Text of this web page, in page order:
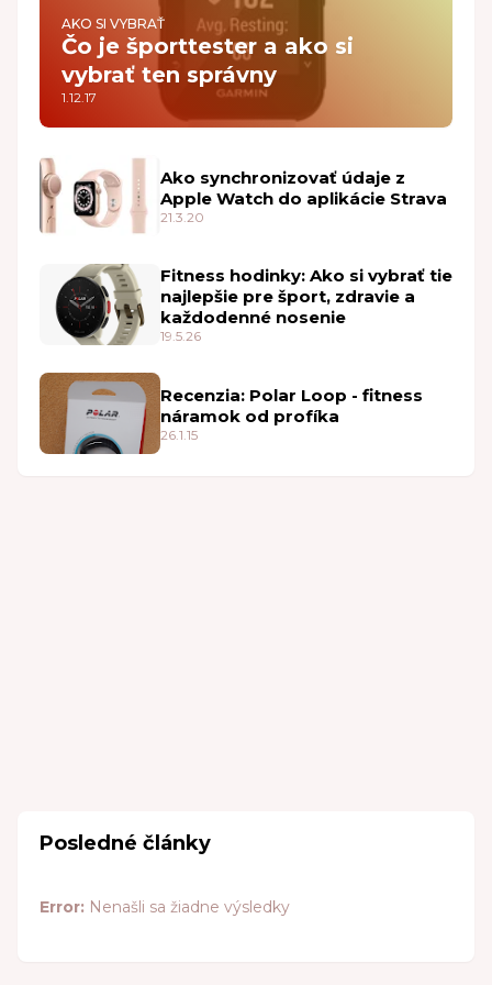
AKO SI VYBRAŤ
Čo je športtester a ako si
vybrať ten správny
1.12.17
Ako synchronizovať údaje z
Apple Watch do aplikácie Strava
21.3.20
Fitness hodinky: Ako si vybrať tie
najlepšie pre šport, zdravie a
každodenné nosenie
19.5.26
Recenzia: Polar Loop - fitness
náramok od profíka
26.1.15
Posledné články
Error: Nenašli sa žiadne výsledky